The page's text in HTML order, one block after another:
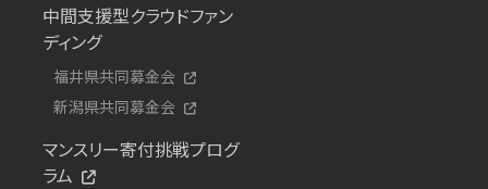
中間支援型クラウドファン
ディング
福井県共同募金会
新潟県共同募金会
マンスリー寄付挑戦プログ
ラム